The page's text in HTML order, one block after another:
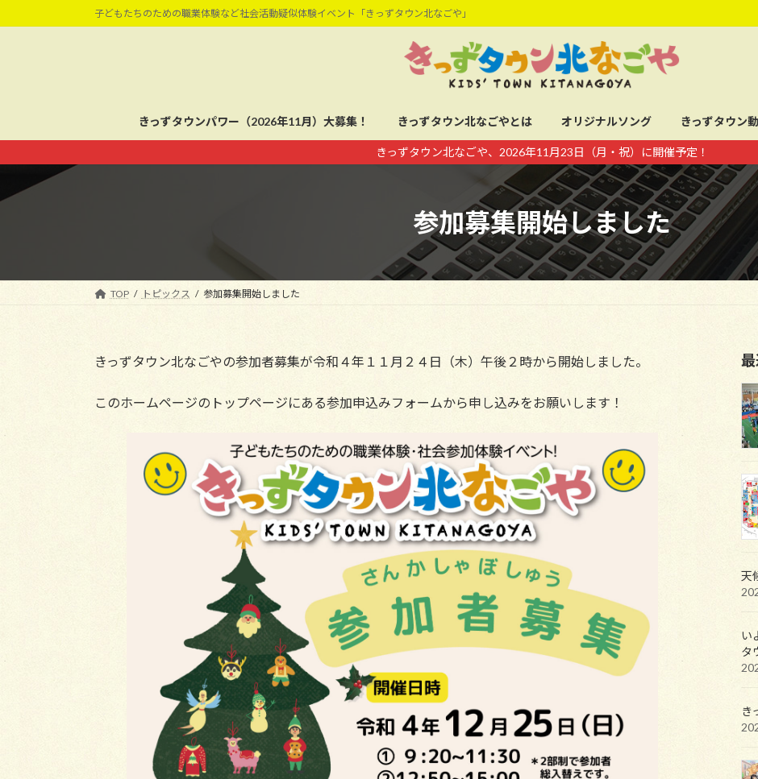
ン
キ
ッ
ビ
に
移
子どもたちのための職業体験など社会活動疑似体験イベント「きっずタウン北なごや」
きっずタウンパワー（2026年11月）大募集！ きっずタウン北なごやとは オリジナルソング きっずタウン
きっずタウン北なごや、2026年11月23日（月・祝）に開催予定！
参加募集開始しました
TOP トピックス 参加募集開始しました
きっずタウン北なごやの参加者募集が令和４年１１月２４日（木）午後２時から開始しました。
このホームページのトップページにある参加申込みフォームから申し込みをお願いします！
天
い
タ
き